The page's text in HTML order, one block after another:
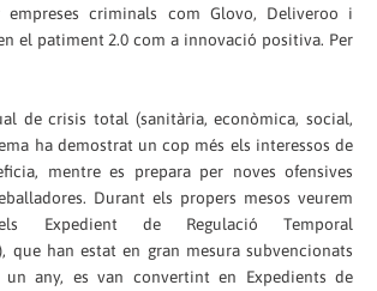
empreses criminals com Glovo, Deliveroo i
el patiment 2.0 com a innovació positiva. Per
de crisis total (sanitària, econòmica, social,
ha demostrat un cop més els interessos de
mentrees prepara per noves ofensives
Durant els propers mesos veurem
Expedient de Regulació Temporal
que han estat en gran mesura subvencionats
any, es van convertint en Expedients de